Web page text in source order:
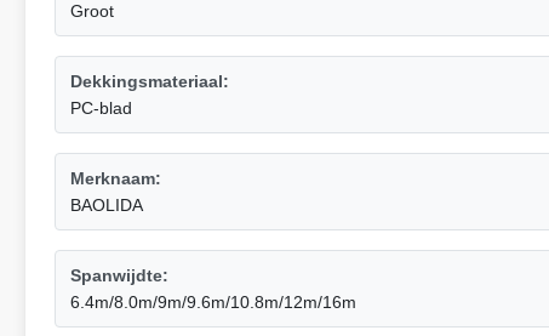
Groot
Dekkingsmateriaal:
PC-blad
Merknaam:
BAOLIDA
Spanwijdte:
6.4m/8.0m/9m/9.6m/10.8m/12m/16m